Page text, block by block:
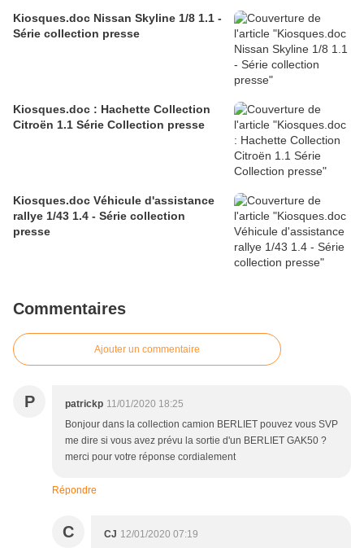
Kiosques.doc Nissan Skyline 1/8 1.1 -
Série collection presse
Kiosques.doc : Hachette Collection
Citroën 1.1 Série Collection presse
Kiosques.doc Véhicule d'assistance
rallye 1/43 1.4 - Série collection
presse
Commentaires
Ajouter un commentaire
P patrickp 11/01/2020 18:25
Bonjour dans la collection camion BERLIET pouvez vous SVP
me dire si vous avez prévu la sortie d'un BERLIET GAK50 ?
merci pour votre réponse cordialement
Répondre
C CJ 12/01/2020 07:19